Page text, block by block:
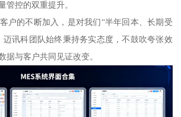
管控的双重提升。
户的不断加入，是对我们“半年回本、长期受
迈讯科团队始终秉持务实态度，不鼓吹夸张效
据与客户共同见证改变。